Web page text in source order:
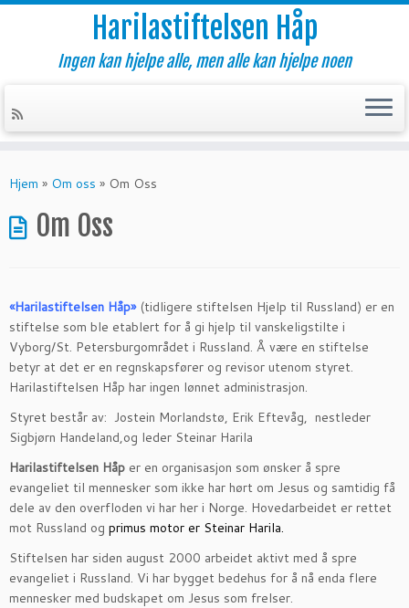
to
Harilastiftelsen Håp
Ingen kan hjelpe alle, men alle kan hjelpe noen
Hjem » Om oss » Om Oss
Om Oss
«Harilastiftelsen Håp»(tidligere stiftelsen Hjelp til Russland) er en
stiftelse som ble etablert for å gi hjelp til vanskeligstilte i
Vyborg/St. Petersburgområdet i Russland. Å være en stiftelse
betyr at det er en regnskapsfører og revisor utenom styret.
Harilastiftelsen Håp har ingen lønnet administrasjon.
Styret består av: Jostein Morlandstø, Erik Eftevåg, nestleder
Sigbjørn Handeland,og leder Steinar Harila
Harilastiftelsen Håp er en organisasjon som ønsker å spre
evangeliet til mennesker som ikke har hørt om Jesus og samtidig få
dele av den overfloden vi har her i Norge. Hovedarbeidet er rettet
mot Russland og primus motor er Steinar Harila.
Stiftelsen har siden august 2000 arbeidet aktivt med å spre
evangeliet i Russland. Vi har bygget bedehus for å nå enda flere
mennesker med budskapet om Jesus som frelser.